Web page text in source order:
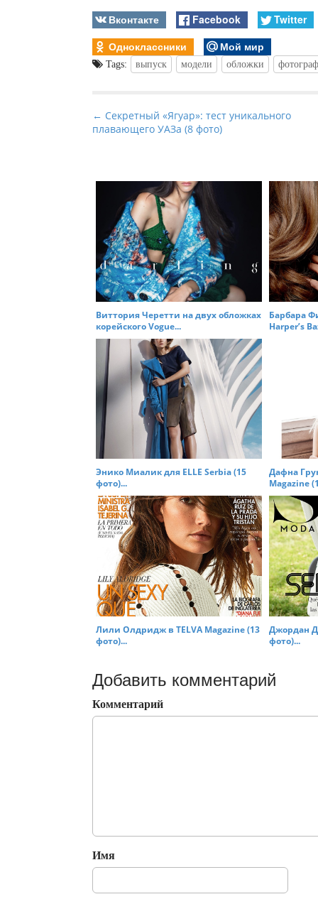
Вконтакте Facebook
Twitter
Одноклассники
Мой мир
Tags: выпуск модели обложки фотограф
P
o
g
a
t
o
← Секретный «Ягуар»: тест уникального
плавающего УАЗа (8 фото)
Виттория Черетти на двух обложках
корейского Vogue...
Барбара
Harper’s
Энико Миалик для ELLE Serbia (15
фото)...
Дафна
Magazine
Лили Олдридж в TELVA Magazine (13
фото)...
Джордан
фото)...
Добавить комментарий
Комментарий
Имя